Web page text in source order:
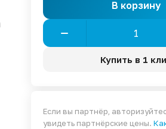
В корзину
Купить в 1
Если вы партнёр,
увидеть партнёрские цены.